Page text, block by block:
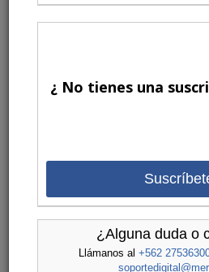
¿ No tienes una
¿Alguna duda o
Llámanos al +562